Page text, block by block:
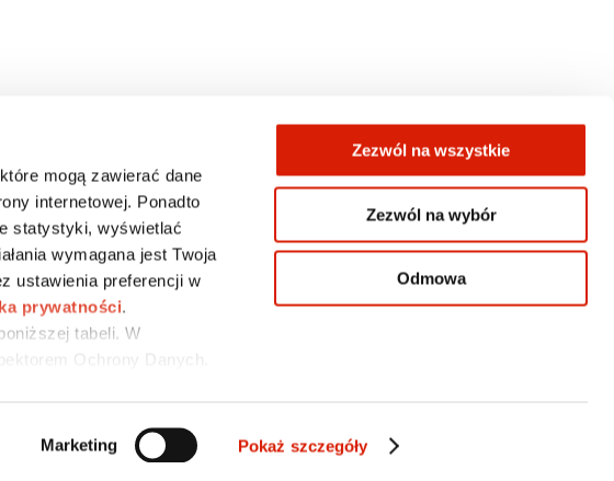
mogą zawierać dane
internetowej. Ponadto
statystyki, wyświetlać
wymagana jest Twoja
ustawienia preferencji w
prywatności.
tabeli. W
Ochrony Danych.
Marketing Pokaż szczegóły
Zezwól na wszystkie
Zezwól na wybór
Odmowa
KARIERA KONTAKT